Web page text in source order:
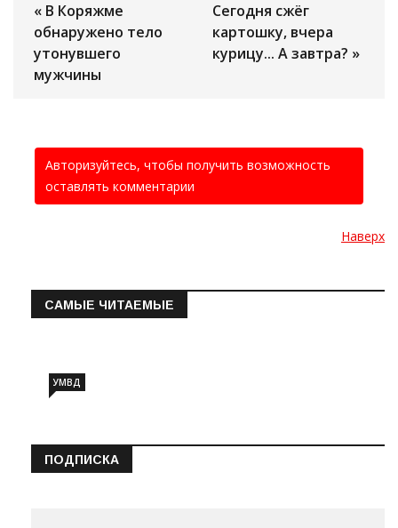
« В Коряжме
обнаружено тело
утонувшего
мужчины
Сегодня сжёг
картошку, вчера
курицу... А завтра? »
Авторизуйтесь, чтобы получить возможность
оставлять комментарии
Наверх
САМЫЕ ЧИТАЕМЫЕ
УМВД
ПОДПИСКА